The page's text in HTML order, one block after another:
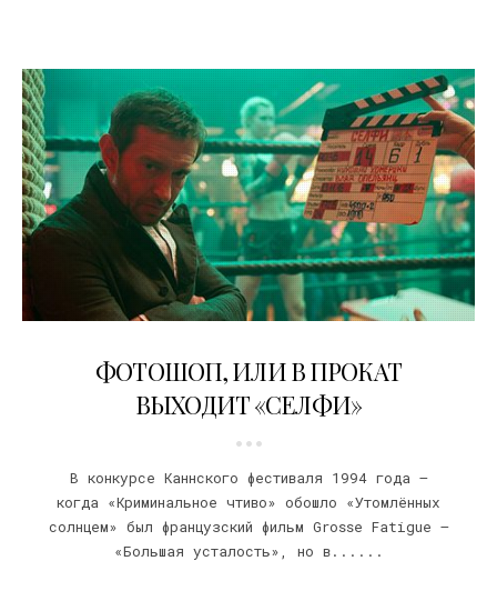
ФОТОШОП, ИЛИ В ПРОКАТ
ВЫХОДИТ «СЕЛФИ»
В конкурсе Каннского фестиваля 1994 года –
когда «Криминальное чтиво» обошло «Утомлённых
солнцем» был французский фильм Grosse Fatigue –
«Большая усталость», но в......